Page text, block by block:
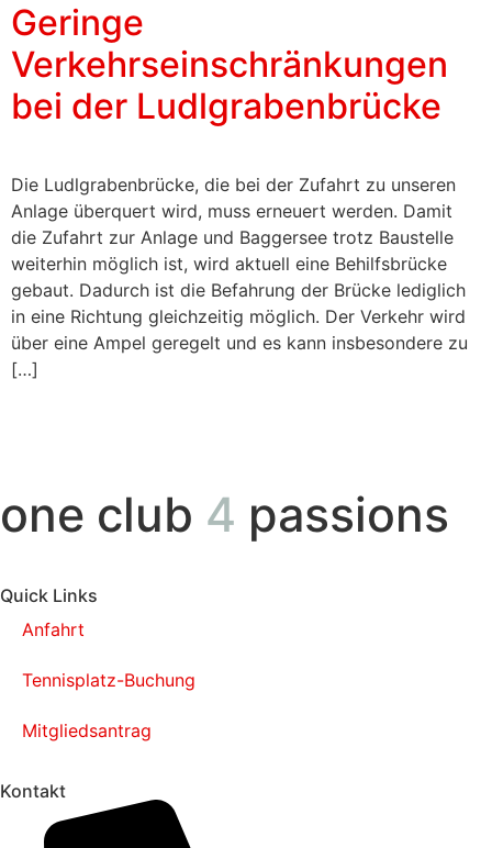
Geringe
Verkehrseinschränkungen
bei der Ludlgrabenbrücke
Die Ludlgrabenbrücke, die bei der Zufahrt zu unseren
Anlage überquert wird, muss erneuert werden. Damit
die Zufahrt zur Anlage und Baggersee trotz Baustelle
weiterhin möglich ist, wird aktuell eine Behilfsbrücke
gebaut. Dadurch ist die Befahrung der Brücke lediglich
in eine Richtung gleichzeitig möglich. Der Verkehr wird
über eine Ampel geregelt und es kann insbesondere zu
[…]
one club 4 passions
Quick Links
Anfahrt
Tennisplatz-Buchung
Mitgliedsantrag
Kontakt